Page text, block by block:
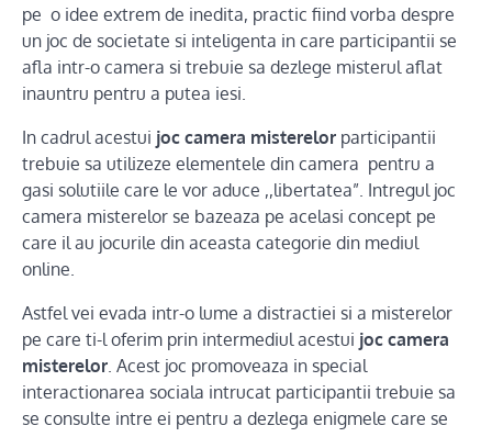
pe o idee extrem de inedita, practic fiind vorba despre
un joc de societate si inteligenta in care participantii se
afla intr-o camera si trebuie sa dezlege misterul aflat
inauntru pentru a putea iesi.
In cadrul acestui joc camera misterelor participantii
trebuie sa utilizeze elementele din camera pentru a
gasi solutiile care le vor aduce ,,libertatea”. Intregul joc
camera misterelor se bazeaza pe acelasi concept pe
care il au jocurile din aceasta categorie din mediul
online.
Astfel vei evada intr-o lume a distractiei si a misterelor
pe care ti-l oferim prin intermediul acestui joc camera
misterelor. Acest joc promoveaza in special
interactionarea sociala intrucat participantii trebuie sa
se consulte intre ei pentru a dezlega enigmele care se